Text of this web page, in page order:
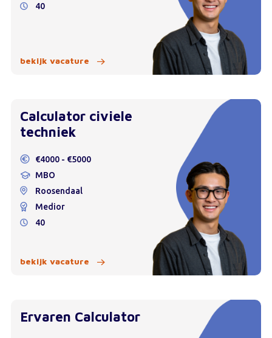
40
bekijk vacature
Calculator civiele
techniek
€4000 - €5000
MBO
Roosendaal
Medior
40
bekijk vacature
Ervaren Calculator